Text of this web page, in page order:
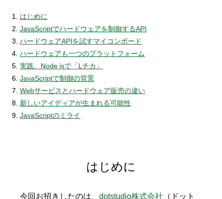
はじめに
JavaScriptでハードウェアを制御するAPI
ハードウェアAPIを試すマイコンボード
ハードウェアも一つのプラットフォーム
実践、Node.jsで「Lチカ」
JavaScriptで制御の背景
Webサービスとハードウェア販売の違い
新しいアイディアが生まれる可能性
JavaScriptのミライ
はじめに
今回お招きしたのは、 dotstudio株式会社 （ドット